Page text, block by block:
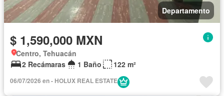
Departamento
$ 1,590,000 MXN
Centro, Tehuacán
2 Recámaras
1 Baño 122 m²
06/07/2026 en - HOLUX REAL ESTATE